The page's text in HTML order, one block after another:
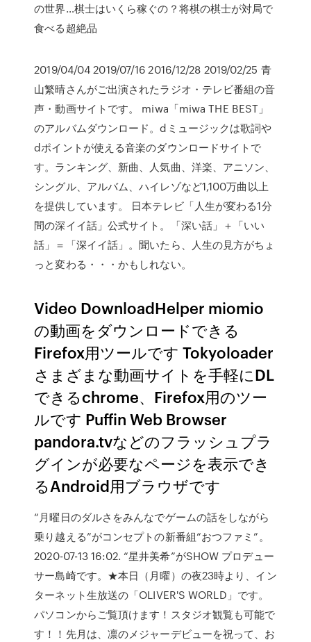
の世界…棋士はいくら稼ぐの？将棋の棋士が対局で
食べる超絶品
2019/04/04 2019/07/16 2016/12/28 2019/02/25 青
山繁晴さんがご出演されたラジオ・テレビ番組の音
声・動画サイトです。 miwa「miwa THE BEST」
のアルバムダウンロード。dミュージックは歌詞や
dポイントが使える音楽のダウンロードサイトで
す。ランキング、新曲、人気曲、洋楽、アニソン、
シングル、アルバム、ハイレゾなど1,100万曲以上
を提供しています。 日本テレビ「人生が変わる1分
間の深イイ話」公式サイト。「深い話」＋「いい
話」＝「深イイ話」。聞いたら、人生の見方がちょ
っと変わる・・・かもしれない。
Video DownloadHelper miomio
の動画をダウンロードできる
Firefox用ツールです Tokyoloader
さまざまな動画サイトを手軽にDL
できるchrome、Firefox用のツー
ルです Puffin Web Browser
pandora.tvなどのフラッシュプラ
グインが必要なページを表示でき
るAndroid用ブラウザです
“月曜日のダルさをみんなでゲームの話をしながら
乗り越える”がコンセプトの新番組“おつファミ”。
2020-07-13 16:02. “星井美希”がSHOW プロデュー
サー島崎です。★本日（月曜）の夜23時より、イン
ターネット生放送の「OLIVER'S WORLD」です。
パソコンからご覧頂けます！スタジオ観覧も可能で
す！！先月は、凛のメジャーデビューを祝って、お